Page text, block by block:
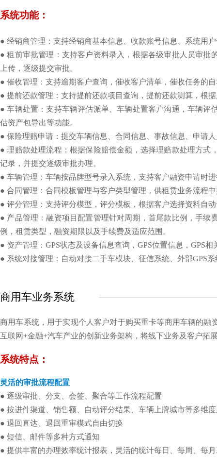
系统功能：
● 经销商管理：支持经销商基本信息、收款账号信息、系统用
● 租前审批管理：支持客户资料录入，根据各级审批人员审
上传，逐级提交审批。
● 催收管理：支持逾期客户查询，催收客户清单，催收任务的
● 提前还款管理：支持提前还款项目查询，提前还款测算，根
● 车辆处置：支持车辆评估派单、车辆处置客户沟通，车辆
估资产包导出等功能。
● 保险理赔申请：提交车辆信息、合同信息、事故信息、申请
● 理赔款处理流程：根据保险赔偿金额，选择理赔款处理方
记录，并提交逐级审批办理。
● 车辆管理：车辆按品牌型号录入系统，支持客户融资申请时
● 合同管理：合同模板管理与客户类型管理，供租赁业务流程
● 评分管理：支持评分模型，评分模板，根据客户选择资料自
● 产品管理：融资项目配置管理针对周期，首尾款比例，手
例，租赁类型，融资期限以及手续费及适应范围。
● 资产管理：GPS状态及设备信息查询，GPS位置信息，GPS相
● 系统对接管理：自动对接二手车模块、征信系统、外部GPS
商用车业务系统
商用车系统，用于实现个人客户对于购买重卡等商用车辆的
互联网+金融+汽车产业的创新业务架构，将线下业务及客户拓
系统特点：
灵活的审批流程配置
● 逐级审批、分支、会签、聚合等工作流程配置
● 按进件渠道、销售额、自动评分结果、车辆上牌城市等多维
● 退回直达、退回重审模式自由切换
● 短信、邮件等多种方式通知
● 提供丰富的办理效率统计报表，灵活的统计每日、每周、每